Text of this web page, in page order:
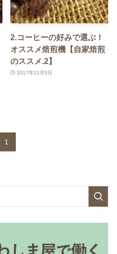
2.コーヒーの好みで選ぶ！
オススメ焙煎機【自家焙煎
のススメ.2】
2017年11月5日
1